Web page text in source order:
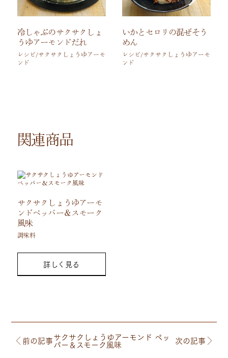
冷しゃぶのサクサクしょ
うゆアーモンドだれ
レシピ/サクサクしょうゆアーモ
ンド
いかとセロリの混ぜそう
めん
レシピ/サクサクしょうゆアーモ
ンド
関連商品
サクサクしょうゆアーモ
ンドペッパー＆スモーク
風味
調味料
詳しく見る
前の記事サクサクしょうゆアーモンド ペッ
パー＆スモーク風味 次の記事